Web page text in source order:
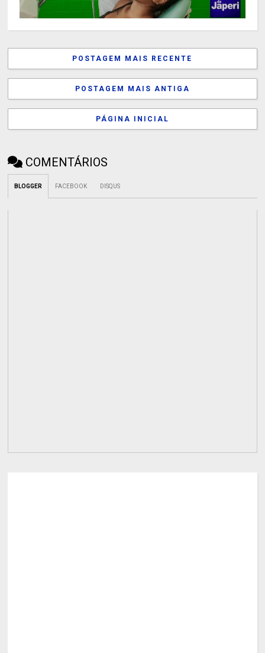
POSTAGEM MAIS RECENTE
POSTAGEM MAIS ANTIGA
PÁGINA INICIAL
COMENTÁRIOS
BLOGGER FACEBOOK DISQUS